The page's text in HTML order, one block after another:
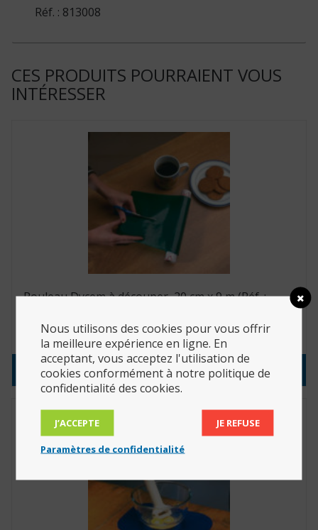
Réf. : 813008
CES PRODUITS POURRAIENT VOUS
INTÉRESSER
Rouleau Dycem à découper, 20 cm x 9 m (Réf. :
135.00€
Consulter le produit
Nous utilisons des cookies pour vous offrir
la meilleure expérience en ligne. En
acceptant, vous acceptez l'utilisation de
cookies conformément à notre politique de
confidentialité des cookies.
J’ACCEPTE JE REFUSE
Paramètres de confidentialité